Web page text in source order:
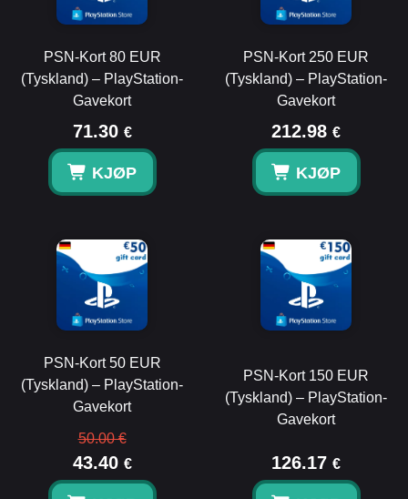
PSN-Kort 80 EUR
(Tyskland) – PlayStation-
Gavekort
71.30 €
KJØP
PSN-Kort 250 EUR
(Tyskland) – PlayStation-
Gavekort
212.98 €
KJØP
PSN-Kort 50 EUR
(Tyskland) – PlayStation-
Gavekort
50.00 €
43.40 €
PSN-Kort 150 EUR
(Tyskland) – PlayStation-
Gavekort
126.17 €